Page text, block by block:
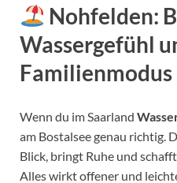
Nohfelden:
Wassergefühl
Familienmodus
Wenn du im Saarland
am Bostalsee genau richtig.
Blick, bringt Ruhe und
Alles wirkt offener und